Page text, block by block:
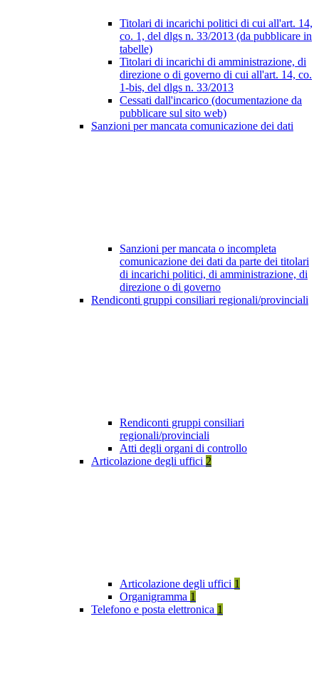
Titolari di incarichi politici di cui all'art. 14,
co. 1, del dlgs n. 33/2013 (da pubblicare in
tabelle)
Titolari di incarichi di amministrazione, di
direzione o di governo di cui all'art. 14, co.
1-bis, del dlgs n. 33/2013
Cessati dall'incarico (documentazione da
pubblicare sul sito web)
Sanzioni per mancata comunicazione dei dati
Sanzioni per mancata o incompleta
comunicazione dei dati da parte dei titolari
di incarichi politici, di amministrazione, di
direzione o di governo
Rendiconti gruppi consiliari regionali/provinciali
Rendiconti gruppi consiliari
regionali/provinciali
Atti degli organi di controllo
Articolazione degli uffici 2
Articolazione degli uffici 1
Organigramma 1
Telefono e posta elettronica 1